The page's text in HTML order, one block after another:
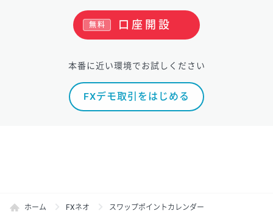
口座開設
無料
本番に近い環境でお試しください
FXデモ取引をはじめる
ホーム FXネオ スワップポイントカレンダー